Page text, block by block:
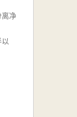
离净
以